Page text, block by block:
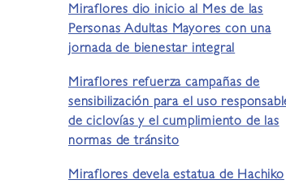
Miraflores dio inicio al Mes de las
Personas Adultas Mayores con una
jornada de bienestar integral
Miraflores refuerza campañas de
sensibilización para el uso
de ciclovías y el cumplimiento de las
normas de tránsito
Miraflores devela estatua de Hachiko